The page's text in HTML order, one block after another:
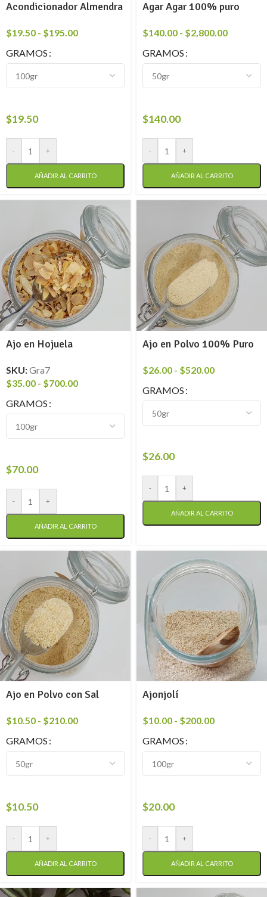
Acondicionador Almendra
$19.50 - $195.00
GRAMOS
$19.50
- +
AÑADIR AL CARRITO
Agar Agar 100% puro
$140.00 - $2,800.00
GRAMOS
$140.00
- +
AÑADIR AL CARRITO
Ajo en Hojuela
SKU:Gra7
$35.00 - $700.00
GRAMOS
$70.00
- +
AÑADIR AL CARRITO
Ajo en Polvo 100% Puro
$26.00 - $520.00
GRAMOS
$26.00
- +
AÑADIR AL CARRITO
Ajo en Polvo con Sal
$10.50 - $210.00
GRAMOS
$10.50
- +
AÑADIR AL CARRITO
Ajonjolí
$10.00 - $200.00
GRAMOS
$20.00
- +
AÑADIR AL CARRITO